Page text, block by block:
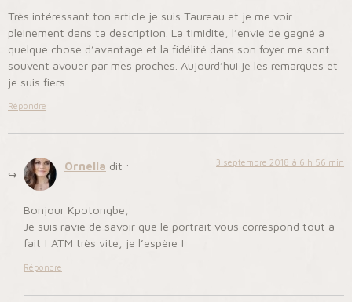
Très intéressant ton article je suis Taureau et je me voir
pleinement dans ta description. La timidité, l’envie de gagné à
quelque chose d’avantage et la fidélité dans son foyer me sont
souvent avouer par mes proches. Aujourd’hui je les remarques et
je suis fiers.
Répondre
Ornella dit : 3 septembre 2018 à 6 h 56 min
Bonjour Kpotongbe,
Je suis ravie de savoir que le portrait vous correspond tout à
fait ! ATM très vite, je l’espère !
Répondre